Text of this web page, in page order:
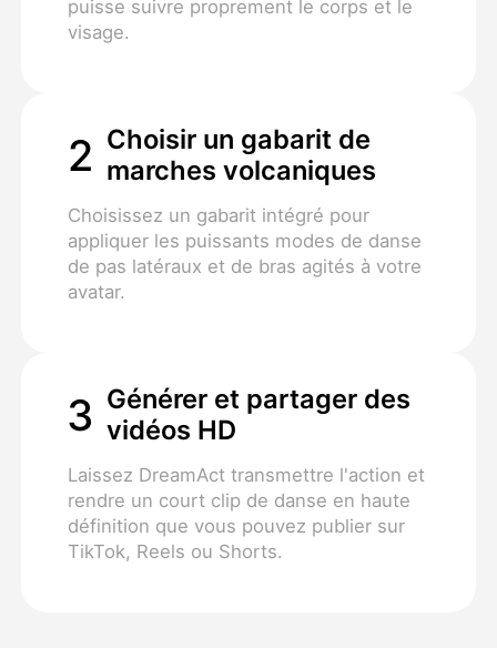
puisse suivre proprement le corps et le
visage.
2 Choisir un gabarit de
marches volcaniques
Choisissez un gabarit intégré pour
appliquer les puissants modes de danse
de pas latéraux et de bras agités à votre
avatar.
3 Générer et partager des
vidéos HD
Laissez DreamAct transmettre l'action et
rendre un court clip de danse en haute
définition que vous pouvez publier sur
TikTok, Reels ou Shorts.